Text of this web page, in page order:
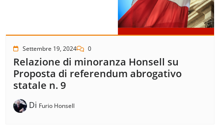
Settembre 19, 2024 0
Relazione di minoranza Honsell su
Proposta di referendum abrogativo
statale n. 9
Di Furio Honsell